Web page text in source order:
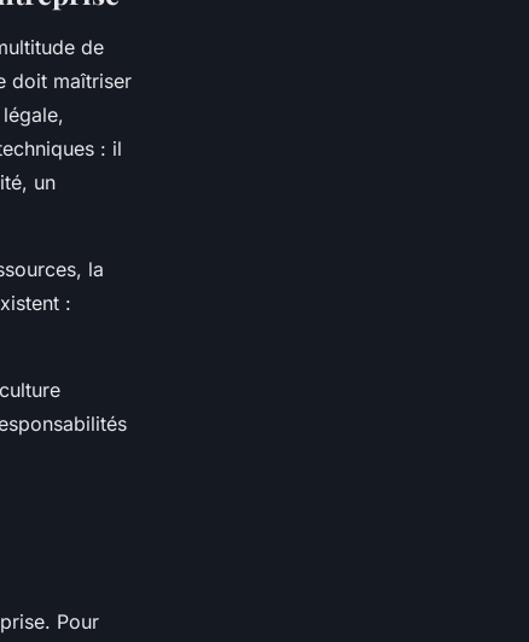
de
doit maîtriser
: il
un
la
:
Pour